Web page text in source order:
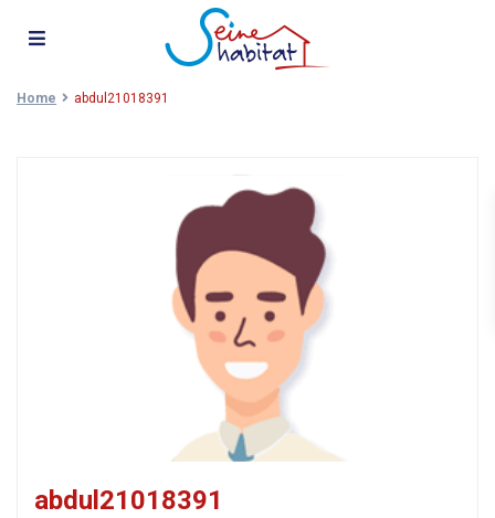
Home abdul21018391
abdul21018391